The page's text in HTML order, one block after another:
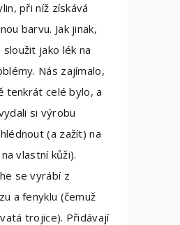
při níž získává
barvu. Jak jinak,
jako lék na
Nás zajímalo,
tenkrát celé bylo, a
si výrobu
(a zažít) na
vlastní kůži).
se vyrábí z
a fenyklu (čemuž
trojice). Přidávají